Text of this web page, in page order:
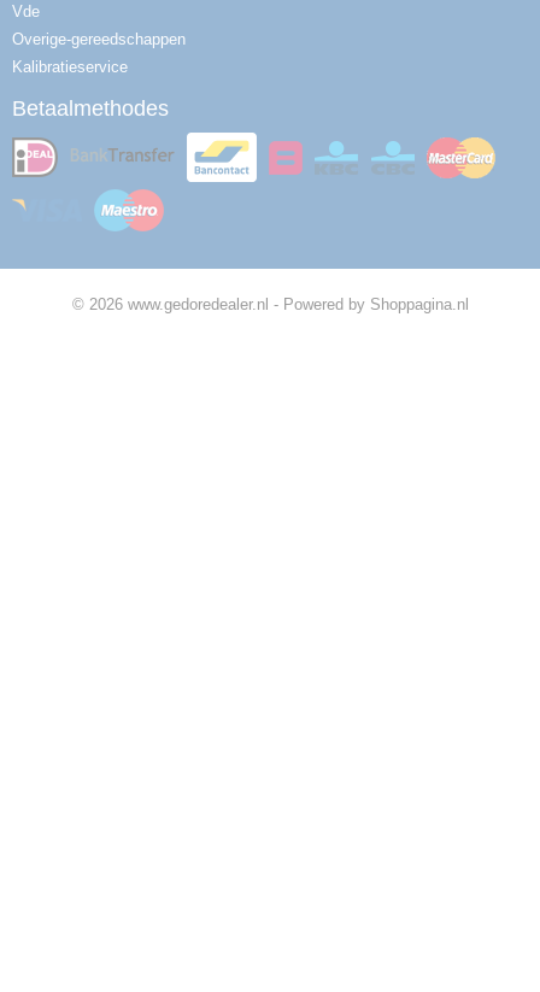
Vde
Overige-gereedschappen
Kalibratieservice
Betaalmethodes
© 2026 www.gedoredealer.nl - Powered by Shoppagina.nl